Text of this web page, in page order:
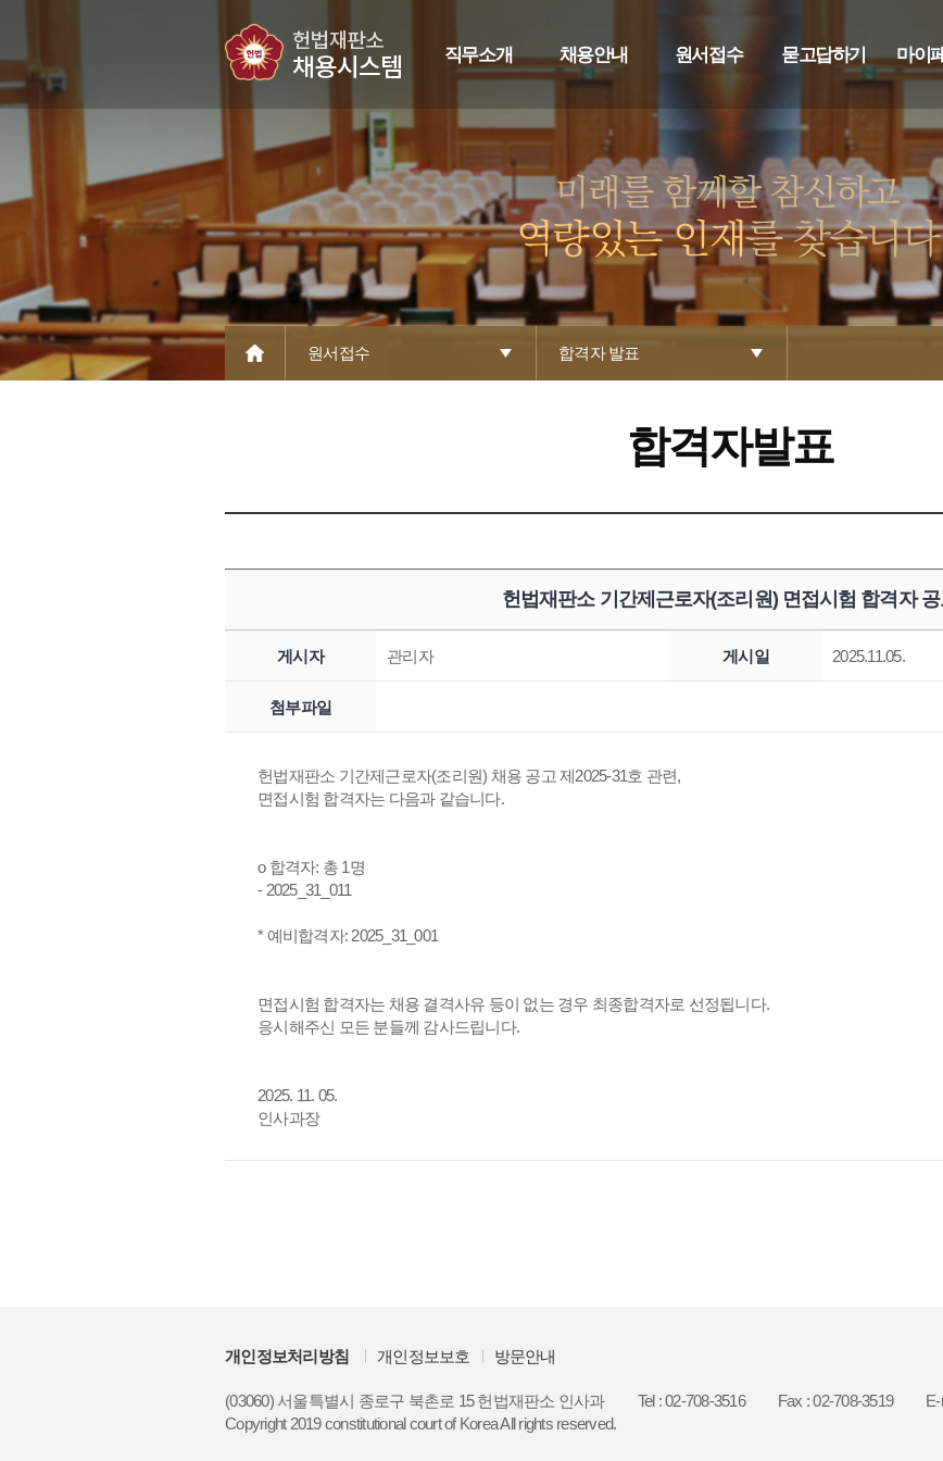
직무소개 채용안내 원서접수 묻고답하기 마이
원서접수 합격자 발표
합격자발표
헌법재판소 기간제근로자(조리원) 면접시험 합격자
게시자 관리자 게시일 2025.11.05.
첨부파일
헌법재판소 기간제근로자(조리원) 채용 공고 제2025-31호 관련,
면접시험 합격자는 다음과 같습니다.
o 합격자: 총 1명
- 2025_31_011
* 예비합격자: 2025_31_001
면접시험 합격자는 채용 결격사유 등이 없는 경우 최종합격자로 선정됩니다.
응시해주신 모든 분들께 감사드립니다.
2025. 11. 05.
인사과장
개인정보처리방침 개인정보보호 방문안내
(03060) 서울특별시 종로구 북촌로 15 헌법재판소 인사과 Tel : 02-708-3516 Fax : 02-708-3519
Copyright 2019 constitutional court of Korea All rights reserved.